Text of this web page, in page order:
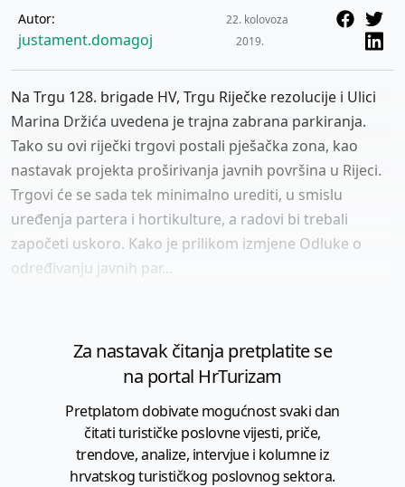
Autor:
justament.domagoj
22. kolovoza
2019.
Na Trgu 128. brigade HV, Trgu Riječke rezolucije i Ulici
Marina Držića uvedena je trajna zabrana parkiranja.
Tako su ovi riječki trgovi postali pješačka zona, kao
nastavak projekta proširivanja javnih površina u Rijeci.
Trgovi će se sada tek minimalno urediti, u smislu
uređenja partera i hortikulture, a radovi bi trebali
započeti uskoro. Kako je prilikom izmjene Odluke o
određivanju javnih par...
Za nastavak čitanja pretplatite se
na portal HrTurizam
Pretplatom dobivate mogućnost svaki dan
čitati turističke poslovne vijesti, priče,
trendove, analize, intervjue i kolumne iz
hrvatskog turističkog poslovnog sektora.